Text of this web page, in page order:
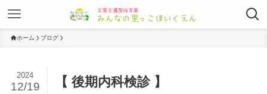
ホーム ブログ
【 後期内科検診 】
2024
12/19